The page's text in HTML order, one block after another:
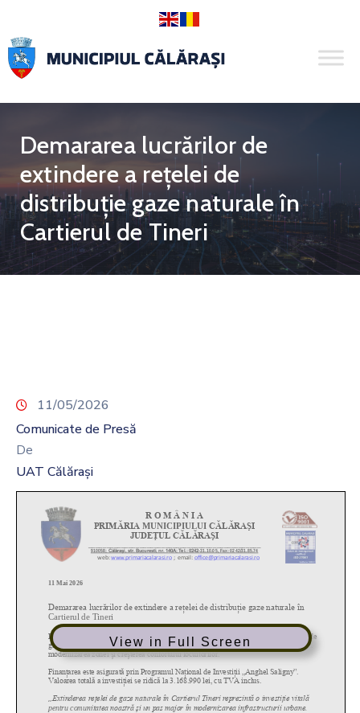
Demararea lucrărilor de
extindere a rețelei de
distribuție gaze naturale în
Cartierul de Tineri
11/05/2026
Comunicate de Presă
De
UAT Călărași
View in Full Screen